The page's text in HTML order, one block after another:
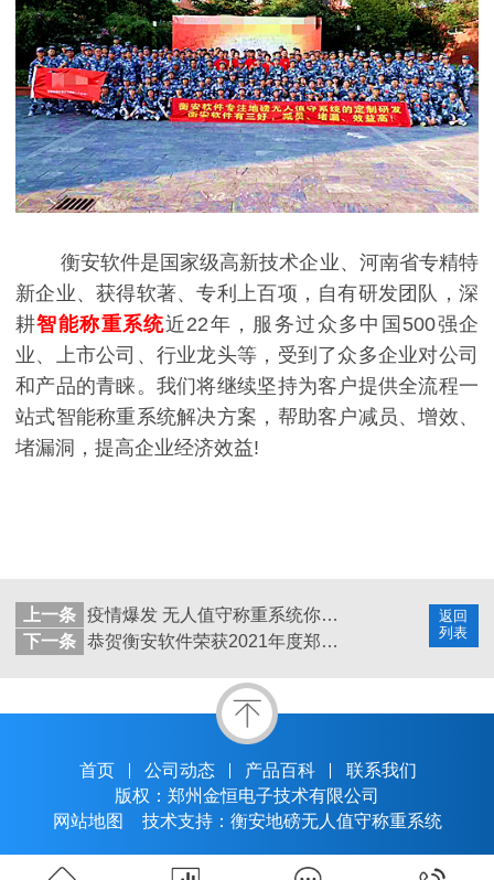
衡安软件是国家级高新技术企业、河南省专精特
新企业、获得软著、专利上百项，自有研发团队，深
耕智能称重系统近22年，服务过众多中国500强企
业、上市公司、行业龙头等，受到了众多企业对公司
和产品的青睐。我们将继续坚持为客户提供全流程一
站式智能称重系统解决方案，帮助客户减员、增效、
堵漏洞，提高企业经济效益!
返回
列表
上一条
疫情爆发 无人值守称重系统你一定要装
下一条
恭贺衡安软件荣获2021年度郑州市“专精特新”荣誉称号
首页 公司动态 产品百科
联系我们
版权：郑州金恒电子技术有限公司
网站地图
技术支持：衡安地磅无人值守称重系统